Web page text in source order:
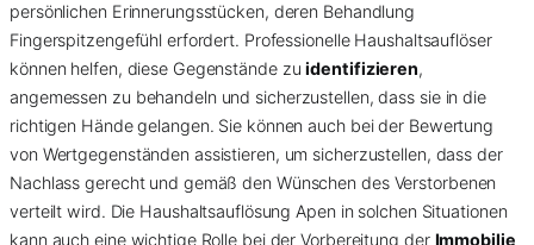
persönlichen Erinnerungsstücken, deren Behandlung
Fingerspitzengefühl erfordert. Professionelle Haushaltsauflöser
können helfen, diese Gegenstände zuidentifizieren,
angemessen zu behandeln und sicherzustellen, dass sie in die
richtigen Hände gelangen. Sie können auch bei der Bewertung
von Wertgegenständen assistieren, um sicherzustellen, dass der
Nachlass gerecht und gemäß den Wünschen des Verstorbenen
verteilt wird. Die Haushaltsauflösung Apen in solchen Situationen
kann auch eine wichtige Rolle bei der Vorbereitung der Immobilie